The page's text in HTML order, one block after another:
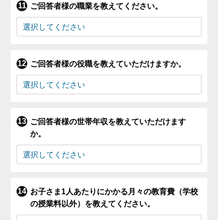
ご回答者様の職業を教えてください。
ご回答者様の役職を教えていただけますか。
ご回答者様の世帯年収を教えていただけます
か。
お子さま1人あたりにかかる月々の教育費（学校
の授業料以外）を教えてください。